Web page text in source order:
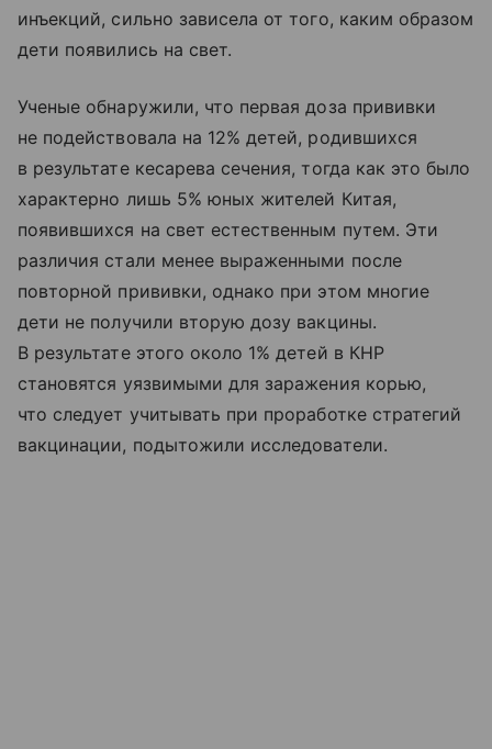
инъекций, сильно зависела от того, каким образом
дети появились на свет.
Ученые обнаружили, что первая доза прививки
не подействовала на 12% детей, родившихся
в результате кесарева сечения, тогда как это было
характерно лишь 5% юных жителей Китая,
появившихся на свет естественным путем. Эти
различия стали менее выраженными после
повторной прививки, однако при этом многие
дети не получили вторую дозу вакцины.
В результате этого около 1% детей в КНР
становятся уязвимыми для заражения корью,
что следует учитывать при проработке стратегий
вакцинации, подытожили исследователи.